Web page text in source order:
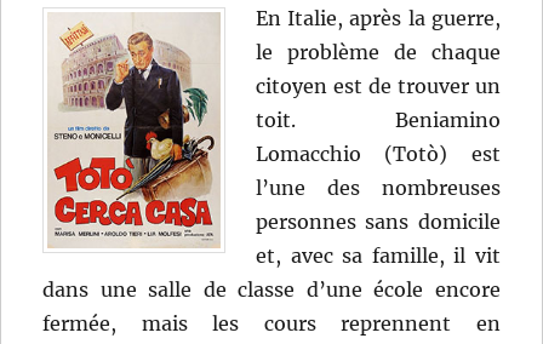
Steno,
Pino
Zac
et
Franco
Rossi
En Italie, après la guerre,
le problème de chaque
citoyen est de trouver un
toit. Beniamino
Lomacchio (Totò) est
l’une des nombreuses
personnes sans domicile
et, avec sa famille, il vit
dans une salle de classe d’une école encore
fermée, mais les cours reprennent en